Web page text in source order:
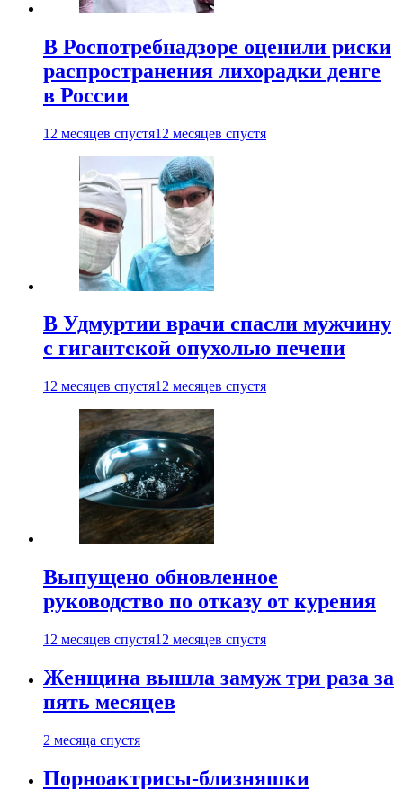
В Роспотребнадзоре оценили риски
распространения лихорадки денге
в России
12 месяцев спустя12 месяцев спустя
В Удмуртии врачи спасли мужчину
с гигантской опухолью печени
12 месяцев спустя12 месяцев спустя
Выпущено обновленное
руководство по отказу от курения
12 месяцев спустя12 месяцев спустя
Женщина вышла замуж три раза за
пять месяцев
2 месяца спустя
Порноактрисы-близняшки